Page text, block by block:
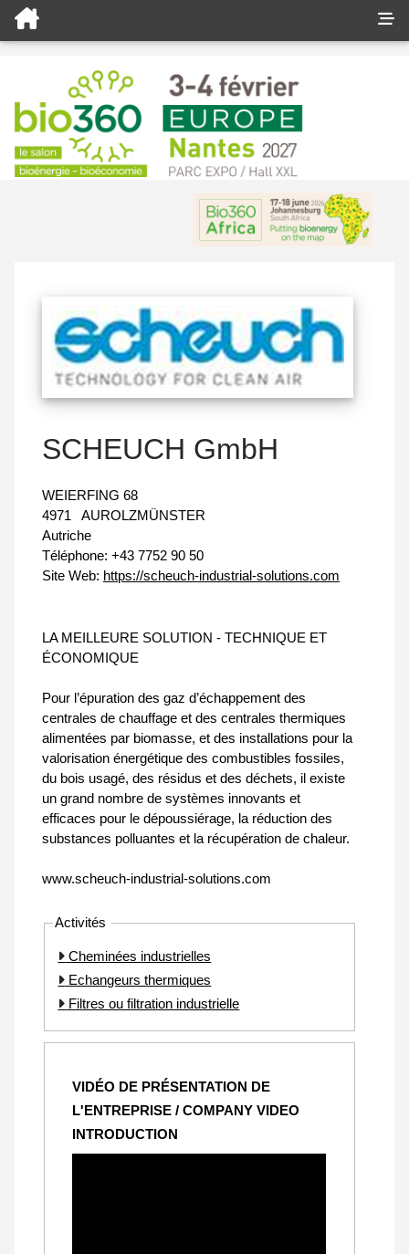
SCHEUCH GmbH
WEIERFING 68
4971
AUROLZMÜNSTER
Autriche
Téléphone: +43 7752 90 50
Site Web: https://scheuch-industrial-solutions.com
LA MEILLEURE SOLUTION - TECHNIQUE ET
ÉCONOMIQUE
Pour l’épuration des gaz d’échappement des
centrales de chauffage et des centrales thermiques
alimentées par biomasse, et des installations pour la
valorisation énergétique des combustibles fossiles,
du bois usagé, des résidus et des déchets, il existe
un grand nombre de systèmes innovants et
efficaces pour le dépoussiérage, la réduction des
substances polluantes et la récupération de chaleur.
www.scheuch-industrial-solutions.com
Activités
Cheminées industrielles
Echangeurs thermiques
Filtres ou filtration industrielle
VIDÉO DE PRÉSENTATION DE
L'ENTREPRISE / COMPANY VIDEO
INTRODUCTION